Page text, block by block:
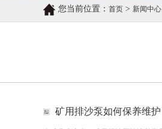
您当前位置： 首页 > 新闻中心
矿用排沙泵如何保养维护